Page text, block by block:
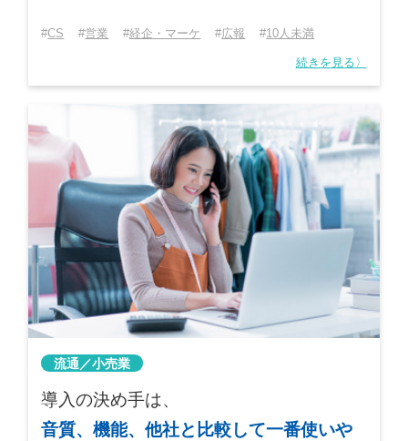
CS 営業 経企・マーケ 広報 10人未満
続きを見る〉
流通／小売業
導入の決め手は、
音質、機能、他社と比較して一番使いや